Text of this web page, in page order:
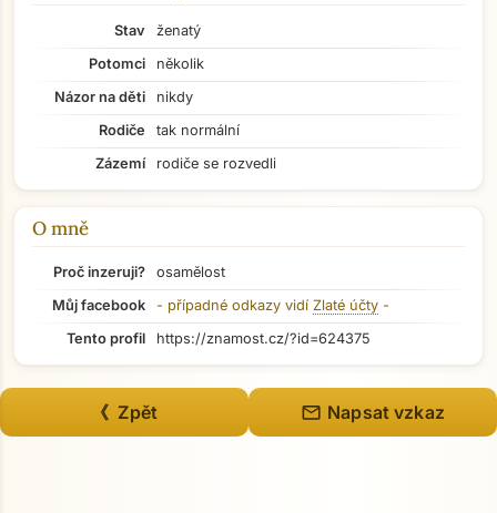
Stav
ženatý
Potomci
několik
Názor na děti
nikdy
Rodiče
tak normální
Zázemí
rodiče se rozvedli
O mně
Proč inzeruji?
osamělost
Můj facebook
- případné odkazy vidí Zlaté účty -
Tento profil
https://znamost.cz/?id=624375
《 Zpět mail Napsat vzkaz